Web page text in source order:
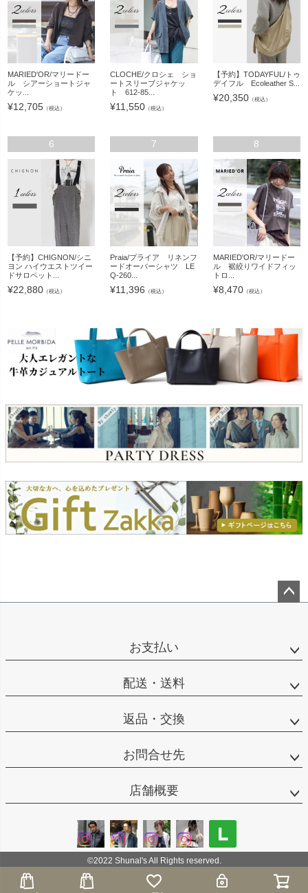
MARIED'OR/マリードー
ル シアーショートジャ
ケッ...
¥12,705 （税込）
CLOCHE/クロシェ ショ
ートスリーブジャケッ
ト 612-85...
¥11,550 （税込）
【予約】TODAYFUL/トゥ
デイフル Ecoleather S...
¥20,350（税込）
6
【予約】CHIGNON/シニ
ヨン ハイウエストツイー
ドサロペット...
¥22,880 （税込）
7
Praia/プライア リネンフ
ードオーバーシャツ LE
Q-260...
¥11,396 （税込）
8
MARIED'OR/マリードー
ル 裾絞りワイドフィッ
トロ...
¥8,470（税込）
お支払い
配送・送料
返品・交換
お問合せ先
店舗概要
©2022 Shunal's All Rights reserved.